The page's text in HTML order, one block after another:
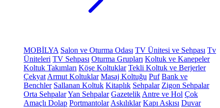
MOBİLYA Salon ve Oturma Odası TV Ünitesi ve Sehpası Tv
Üniteleri TV Sehpası Oturma Grupları Koltuk ve Kanepeler
Koltuk Takımları Köşe Koltuklar Tekli Koltuk ve Berjerler
Çekyat Armut Koltuklar Masaj Koltuğu Puf Bank ve
Benchler Sallanan Koltuk Kitaplık Sehpalar Zigon Sehpalar
Orta SehpalarYan Sehpalar Gazetelik Antre ve Hol Çok
Amaçlı Dolap Portmantolar Askılıklar Kapı Askısı Duvar